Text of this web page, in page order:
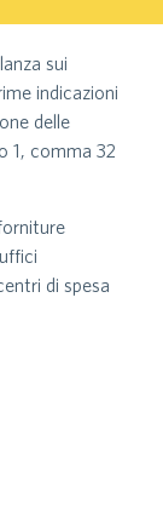
sui
indicazioni
delle
1, comma 32
di spesa